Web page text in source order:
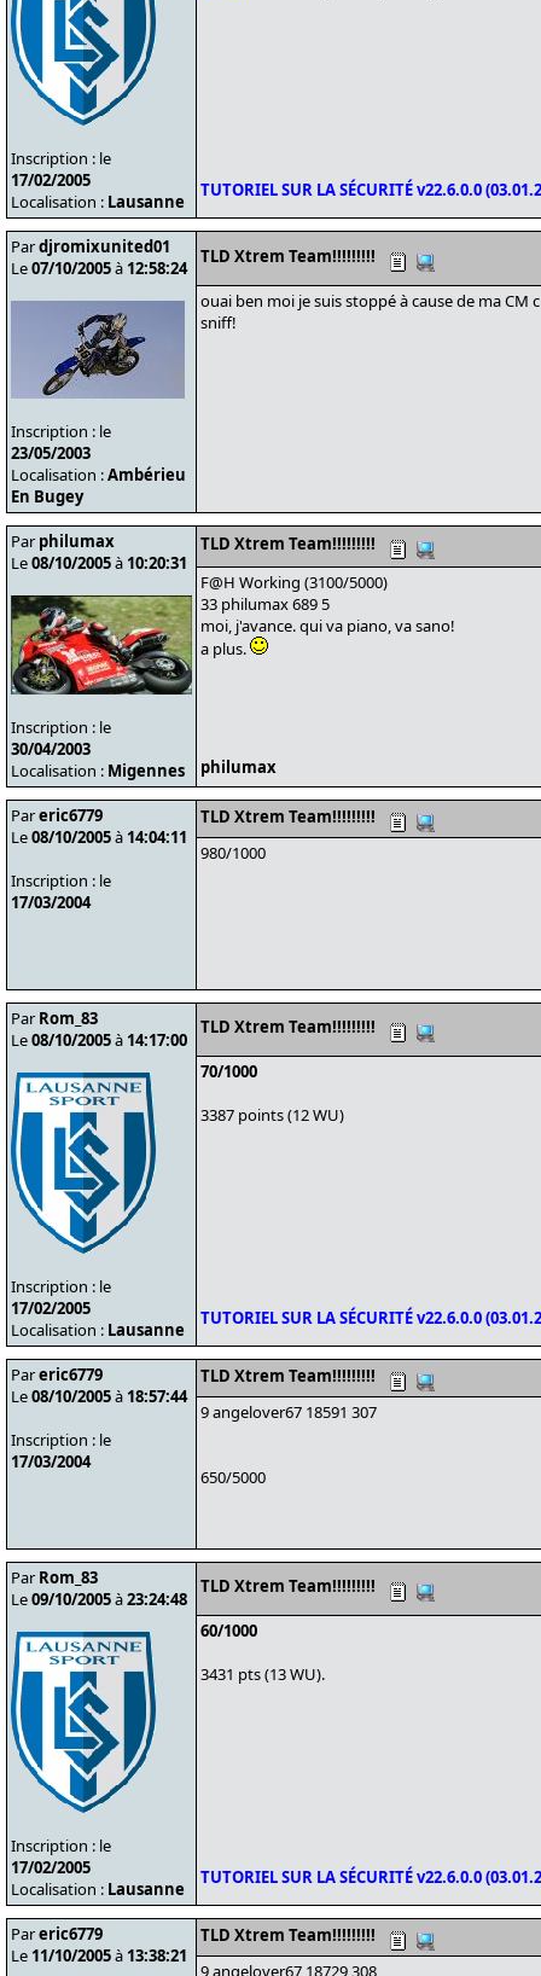
Inscription : le
17/02/2005
Localisation : Lausanne
TUTORIEL SUR LA SÉCURITÉ v22.6.0.0
Pardjromixunited01
Le07/10/2005à 12:58:24
Inscription : le
23/05/2003
Localisation :Ambérieu
En Bugey
TLD Xtrem Team!!!!!!!!!
ouai ben moi je suis stoppé à cause de ma CM
sniff!
Par philumax
Le08/10/2005à 10:20:31
Inscription : le
30/04/2003
Localisation : Migennes
TLD Xtrem Team!!!!!!!!!
F@H Working (3100/5000)
33 philumax 689 5
moi, j'avance. qui va piano, va sano!
a plus.
philumax
Pareric6779
Le08/10/2005à 14:04:11
Inscription : le
17/03/2004
TLD Xtrem Team!!!!!!!!!
980/1000
Par Rom_83
Le08/10/2005à 14:17:00
Inscription : le
17/02/2005
Localisation : Lausanne
TLD Xtrem Team!!!!!!!!!
70/1000
3387 points (12 WU)
TUTORIEL SUR LA SÉCURITÉ v22.6.0.0
Pareric6779
Le08/10/2005à 18:57:44
Inscription : le
17/03/2004
TLD Xtrem Team!!!!!!!!!
9 angelover67 18591 307
650/5000
Par Rom_83
Le09/10/2005à23:24:48
Inscription : le
17/02/2005
Localisation : Lausanne
TLD Xtrem Team!!!!!!!!!
60/1000
3431 pts (13 WU).
TUTORIEL SUR LA SÉCURITÉ v22.6.0.0
Pareric6779
Le 11/10/2005à 13:38:21
TLD Xtrem Team!!!!!!!!!
9 angelover67 18729 308